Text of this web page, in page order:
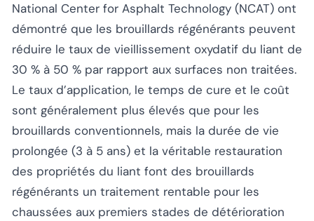
National Center for Asphalt Technology (NCAT) ont
démontré que les brouillards régénérants peuvent
réduire le taux de vieillissement oxydatif du liant de
30 % à 50 % par rapport aux surfaces non traitées.
Le taux d’application, le temps de cure et le coût
sont généralement plus élevés que pour les
brouillards conventionnels, mais la durée de vie
prolongée (3 à 5 ans) et la véritable restauration
des propriétés du liant font des brouillards
régénérants un traitement rentable pour les
chaussées aux premiers stades de détérioration